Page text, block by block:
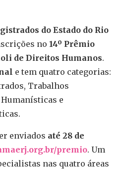
do Estado do Rio
no 14º Prêmio
de Direitos Humanos.
e tem quatro categorias:
Trabalhos
e
enviados até 28 de
premio. Um
nas quatro áreas